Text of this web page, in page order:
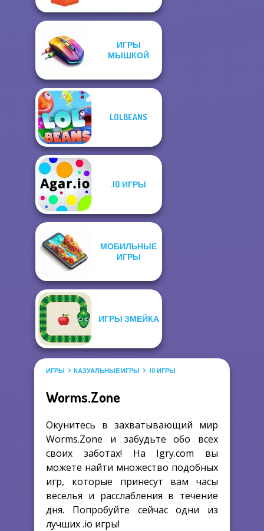
ИГРЫ
МЫШКОЙ
LOLBEANS
.IO ИГРЫ
МОБИЛЬНЫЕ
ИГРЫ
ИГРЫ ЗМЕЙКА
ИГРЫ КАЗУАЛЬНЫЕ ИГРЫ .IO ИГРЫ
Worms.Zone
Окунитесь в захватывающий мир
Worms.Zone и забудьте обо всех
своих заботах! На Igry.com вы
можете найти множество подобных
игр, которые принесут вам часы
веселья и расслабления в течение
дня. Попробуйте сейчас одни из
лучших .io игры!